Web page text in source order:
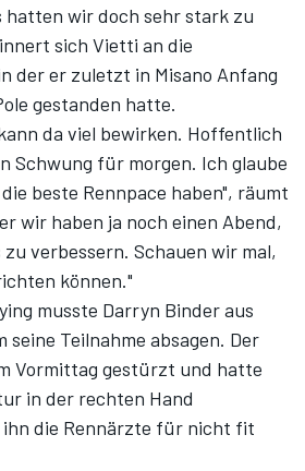
hatten wir doch sehr stark zu
sich Vietti an die
der er zuletzt in Misano Anfang
gestanden hatte.
da viel bewirken. Hoffentlich
Schwung für morgen. Ich glaube
beste Rennpace haben", räumt
wir haben ja noch einen Abend,
verbessern. Schauen wir mal,
können."
musste Darryn Binder aus
Teilnahme absagen. Der
Vormittag gestürzt und hatte
in der rechten Hand
ihn die Rennärzte für nicht fit